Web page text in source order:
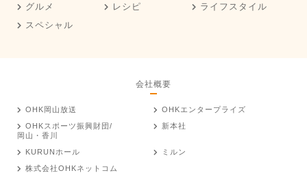
グルメ
レシピ
ライフスタイル
スペシャル
会社概要
OHK岡山放送
OHKエンタープライズ
OHKスポーツ振興財団/
岡山・香川
新本社
KURUNホール
ミルン
株式会社OHKネットコム